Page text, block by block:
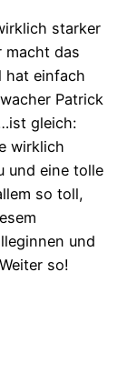
starker
macht das
hat einfach
Patrick
gleich:
wirklich
und eine tolle
so toll,
und
so!